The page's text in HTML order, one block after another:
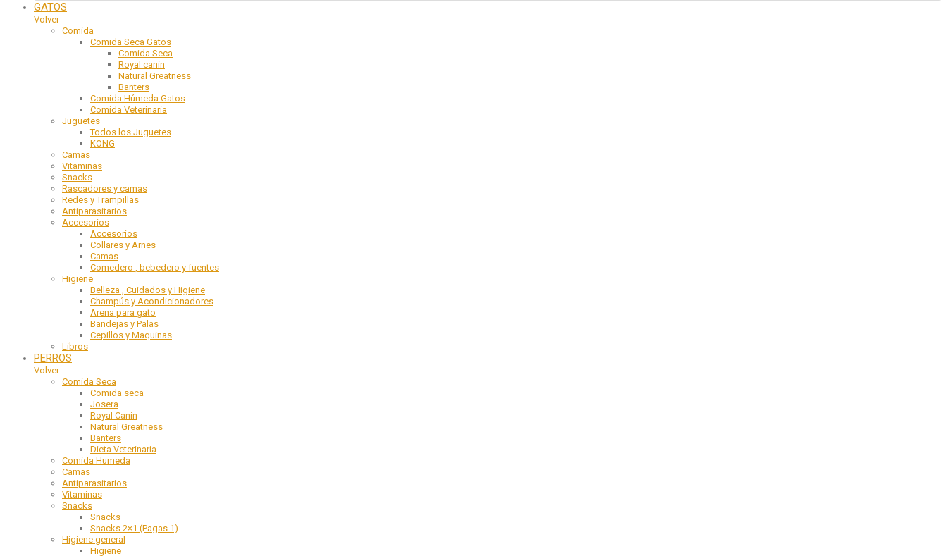
GATOS
Volver
Comida
Comida Seca Gatos
Comida Seca
Royal canin
Natural Greatness
Banters
Comida Húmeda Gatos
Comida Veterinaria
Juguetes
Todos los Juguetes
KONG
Camas
Vitaminas
Snacks
Rascadores y camas
Redes y Trampillas
Antiparasitarios
Accesorios
Accesorios
Collares y Arnes
Camas
Comedero , bebedero y fuentes
Higiene
Belleza , Cuidados y Higiene
Champús y Acondicionadores
Arena para gato
Bandejas y Palas
Cepillos y Maquinas
Libros
PERROS
Volver
Comida Seca
Comida seca
Josera
Royal Canin
Natural Greatness
Banters
Dieta Veterinaria
Comida Humeda
Camas
Antiparasitarios
Vitaminas
Snacks
Snacks
Snacks 2×1 (Pagas 1)
Higiene general
Higiene